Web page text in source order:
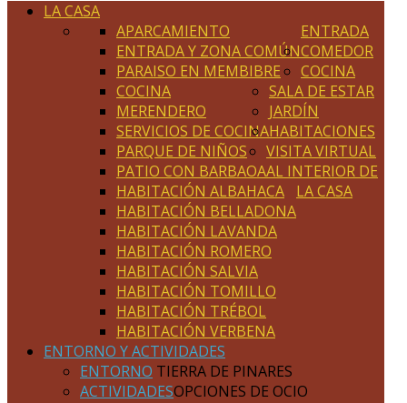
LA CASA
ENTRADA
APARCAMIENTO
ENTRADA Y ZONA COMÚN
PARAISO EN MEMBIBRE
COMEDOR
COCINA
COCINA
MERENDERO
SERVICIOS DE COCINA
SALA DE ESTAR
JARDÍN
PARQUE DE NIÑOS
PATIO CON BARBAOA
HABITACIONES
HABITACIÓN ALBAHACA
HABITACIÓN BELLADONA
HABITACIÓN LAVANDA
HABITACIÓN ROMERO
HABITACIÓN SALVIA
HABITACIÓN TOMILLO
HABITACIÓN TRÉBOL
HABITACIÓN VERBENA
VISITA VIRTUAL
AL INTERIOR DE
LA CASA
ENTORNO Y ACTIVIDADES
ENTORNO TIERRA DE PINARES
ACTIVIDADESOPCIONES DE OCIO